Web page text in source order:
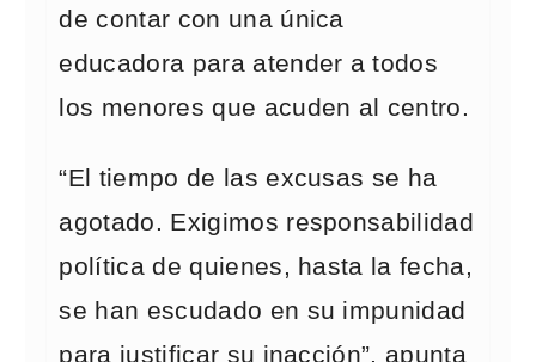
de contar con una única
educadora para atender a todos
los menores que acuden al centro.
“El tiempo de las excusas se ha
agotado. Exigimos responsabilidad
política de quienes, hasta la fecha,
se han escudado en su impunidad
para justificar su inacción”, apunta